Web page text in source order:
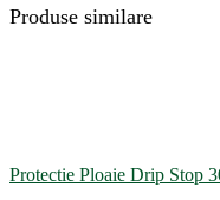
Produse similare
Protectie Ploaie Drip Stop